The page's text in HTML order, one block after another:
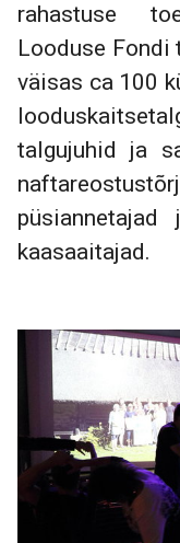
rahastuse
Looduse Fondi
väisas ca 100
talgujuhid ja
kaasaaitajad.